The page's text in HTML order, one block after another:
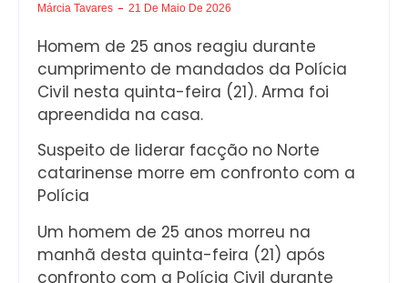
Márcia Tavares 21 De Maio De 2026
Homem de 25 anos reagiu durante
cumprimento de mandados da Polícia
Civil nesta quinta-feira (21). Arma foi
apreendida na casa.
Suspeito de liderar facção no Norte
catarinense morre em confronto com a
Polícia
Um homem de 25 anos morreu na
manhã desta quinta-feira (21) após
confronto com a Polícia Civil durante